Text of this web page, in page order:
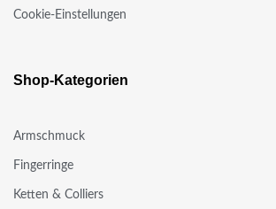
Cookie-Einstellungen
Shop-Kategorien
Armschmuck
Fingerringe
Ketten & Colliers